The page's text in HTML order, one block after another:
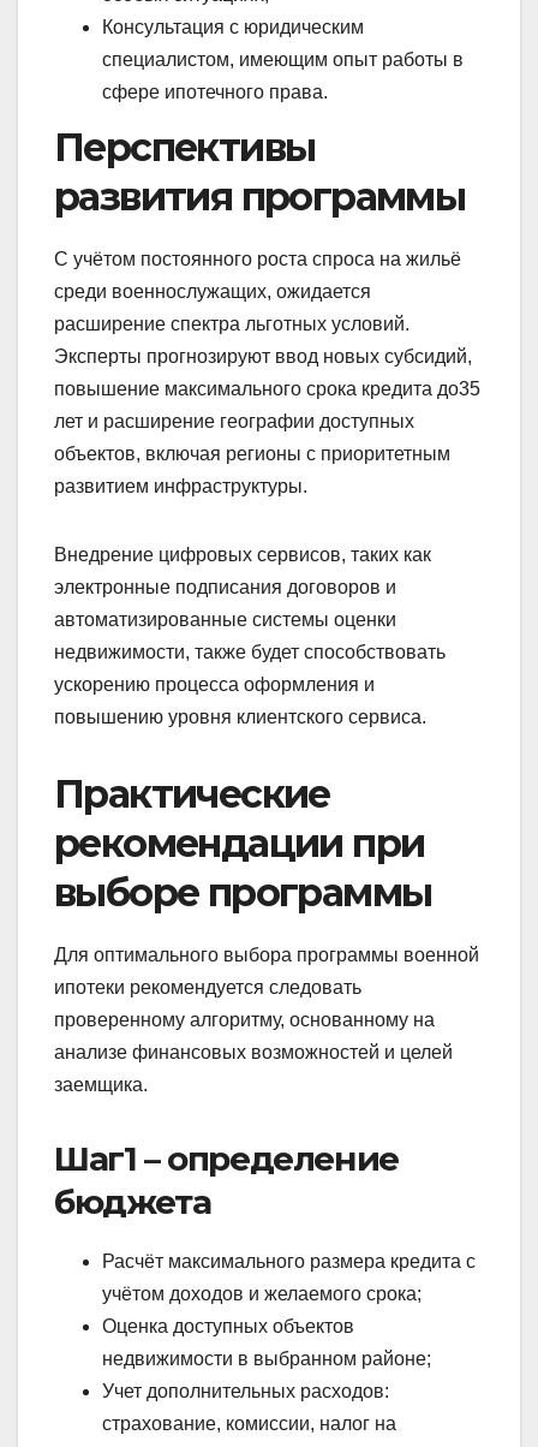
Консультация с юридическим
специалистом, имеющим опыт работы в
сфере ипотечного права.
Перспективы
развития программы
С учётом постоянного роста спроса на жильё
среди военнослужащих, ожидается
расширение спектра льготных условий.
Эксперты прогнозируют ввод новых субсидий,
повышение максимального срока кредита до35
лет и расширение географии доступных
объектов, включая регионы с приоритетным
развитием инфраструктуры.
Внедрение цифровых сервисов, таких как
электронные подписания договоров и
автоматизированные системы оценки
недвижимости, также будет способствовать
ускорению процесса оформления и
повышению уровня клиентского сервиса.
Практические
рекомендации при
выборе программы
Для оптимального выбора программы военной
ипотеки рекомендуется следовать
проверенному алгоритму, основанному на
анализе финансовых возможностей и целей
заемщика.
Шаг1 – определение
бюджета
Расчёт максимального размера кредита с
учётом доходов и желаемого срока;
Оценка доступных объектов
недвижимости в выбранном районе;
Учет дополнительных расходов:
страхование, комиссии, налог на